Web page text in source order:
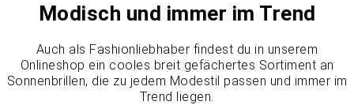
Modisch und immer im Trend
Auch als Fashionliebhaber findest du in unserem
Onlineshop ein cooles breit gefächertes Sortiment an
Sonnenbrillen, die zu jedem Modestil passen und immer im
Trend liegen.